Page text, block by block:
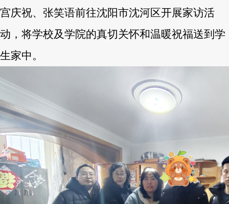
宫庆祝、张笑语前往沈阳市沈河区开展家访活
动，将学校及学院的真切关怀和温暖祝福送到学
生家中。